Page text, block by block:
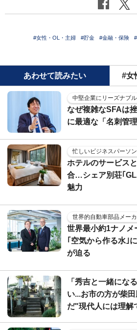
#女性・OL・主婦 #貯金 #金融・保険
あわせて読みたい #女
中堅企業にリーズナブ
なぜ複雑なSFAは
に最適な「名刺管
忙しいビジネスパーソ
ホテルのサービス
合…シェア別荘｢
魅力
世界的自動車部品メー
世界最小約1ナノメ
｢空気から作る水｣
が迫る
「秀吉と一緒にな
い...お市の方が柴
だ"現代人には理解